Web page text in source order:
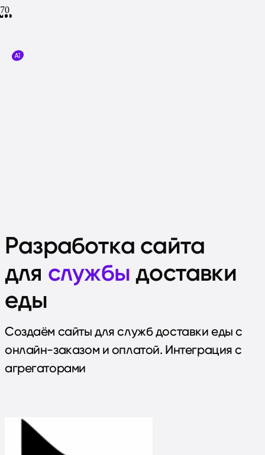
Разработка сайта
для службы доставки
еды
Создаём сайты для служб доставки еды с
онлайн-заказом и оплатой. Интеграция с
агрегаторами